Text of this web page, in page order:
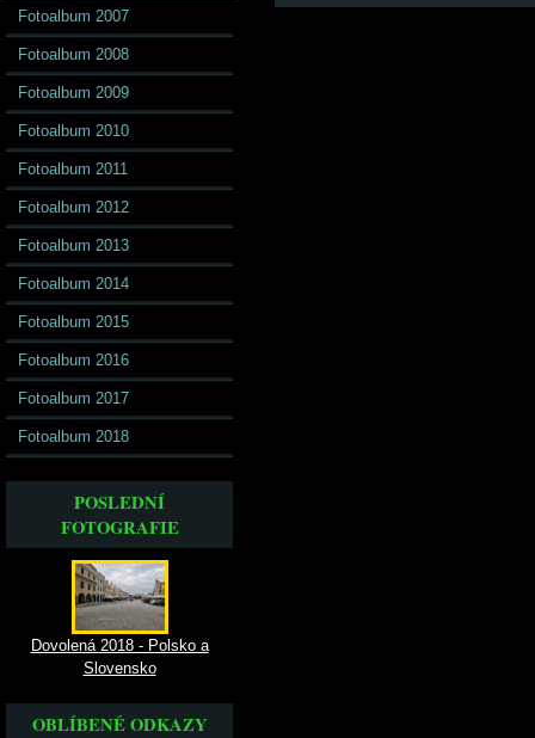
Fotoalbum 2007
Fotoalbum 2008
Fotoalbum 2009
Fotoalbum 2010
Fotoalbum 2011
Fotoalbum 2012
Fotoalbum 2013
Fotoalbum 2014
Fotoalbum 2015
Fotoalbum 2016
Fotoalbum 2017
Fotoalbum 2018
POSLEDNÍ
FOTOGRAFIE
Dovolená 2018 - Polsko a
Slovensko
OBLÍBENÉ ODKAZY